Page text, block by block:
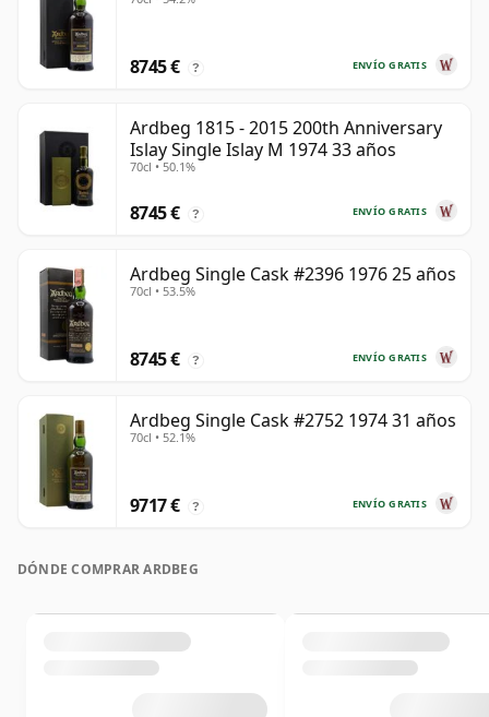
ENVÍO GRATIS
8745 € ?
Ardbeg 1815 - 2015 200th Anniversary
Islay Single Islay M 1974 33 años
70cl • 50.1%
ENVÍO GRATIS
8745 € ?
Ardbeg Single Cask #2396 1976 25 años
70cl • 53.5%
ENVÍO GRATIS
8745 € ?
Ardbeg Single Cask #2752 1974 31 años
70cl • 52.1%
ENVÍO GRATIS
9717 € ?
DÓNDE COMPRAR ARDBEG